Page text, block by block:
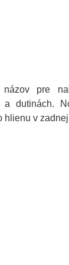
pre
a dutinách.
hlienu v